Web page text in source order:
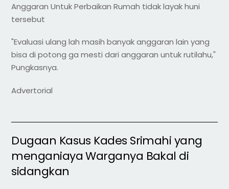
Anggaran Untuk Perbaikan Rumah tidak layak huni
tersebut
"Evaluasi ulang lah masih banyak anggaran lain yang
bisa di potong ga mesti dari anggaran untuk rutilahu,"
Pungkasnya.
Advertorial
Dugaan Kasus Kades Srimahi yang
menganiaya Warganya Bakal di
sidangkan